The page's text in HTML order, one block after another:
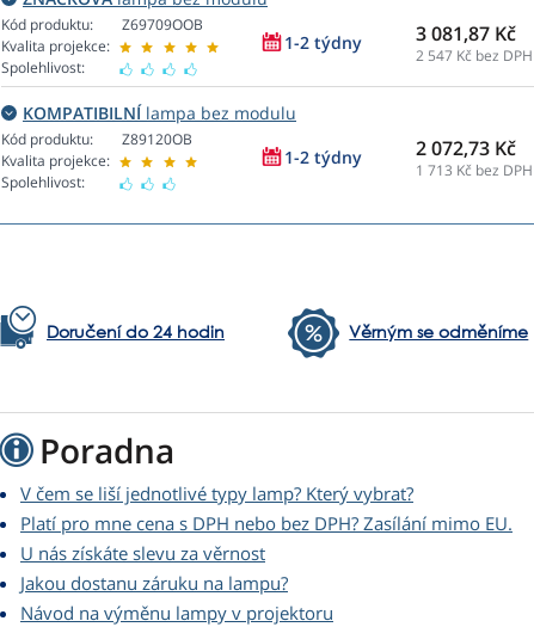
Kód produktu:
Kvalita projekce:
Spolehlivost:
Z69709OOB
1-2 týdny 3 081,87 Kč
2 547 Kč bez DPH
KOMPATIBILNÍlampa bez modulu
Kód produktu:
Kvalita projekce:
Spolehlivost:
Z89120OB
1-2 týdny 2 072,73 Kč
1 713 Kč bez DPH
Doručení do 24 hodin Věrným se odměníme
Poradna
V čem se liší jednotlivé typy lamp? Který vybrat?
Platí pro mne cena s DPH nebo bez DPH? Zasílání mimo EU.
U nás získáte slevu za věrnost
Jakou dostanu záruku na lampu?
Návod na výměnu lampy v projektoru